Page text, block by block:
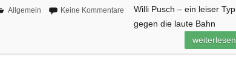
Allgemein Keine Kommentare
Willi Pusch – ein leiser Typ
gegen die laute Bahn
weiterlesen